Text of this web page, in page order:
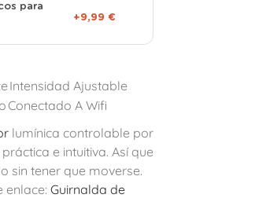
para
+9,99 €
Intensidad Ajustable
Conectado A Wifi
lumínica controlable por
práctica e intuitiva. Así que
sin tener que moverse.
enlace: Guirnalda de